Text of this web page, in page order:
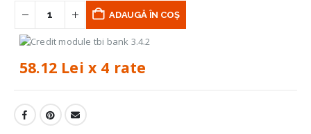
ADAUGĂ ÎN COȘ
58.12 Lei x 4 rate